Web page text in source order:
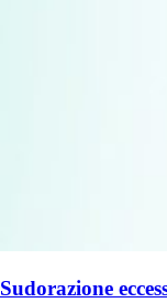
Sudorazione